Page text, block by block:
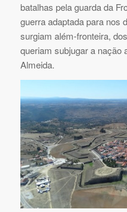
batalhas pela guarda da
guerra adaptada para nos
surgiam além-fronteira,
queriam subjugar a nação
Almeida.